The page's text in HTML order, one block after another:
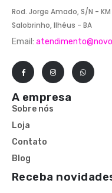
Rod. Jorge Amado, S/N - KM
Salobrinho, Ilhéus - BA
Email:
A empresa
Sobre nós
Loja
Contato
Blog
Receba